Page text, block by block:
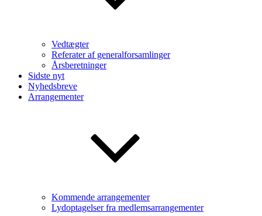
Vedtægter
Referater af generalforsamlinger
Årsberetninger
Sidste nyt
Nyhedsbreve
Arrangementer
Kommende arrangementer
Lydoptagelser fra medlemsarrangementer